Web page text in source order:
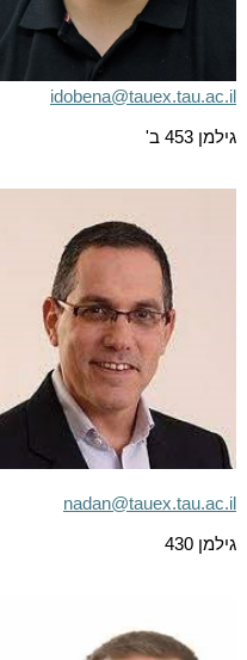
idobena@tauex.tau.ac.il
גילמן 453 ב'
nadan@tauex.tau.ac.il
גילמן 430